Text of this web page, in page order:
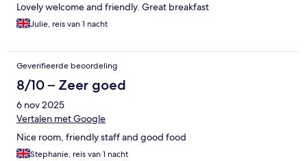
Lovely welcome and friendly. Great breakfast
Julie, reis van 1 nacht
Geverifieerde beoordeling
8/10 – Zeer goed
6 nov 2025
Vertalen met Google
Nice room, friendly staff and good food
Stephanie, reis van 1 nacht